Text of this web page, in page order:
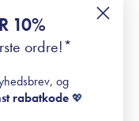
10%
ordre!*
og
rabatkode 💖